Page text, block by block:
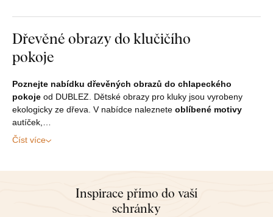
Dřevěné obrazy do klučičího
pokoje
Poznejte nabídku dřevěných obrazů do chlapeckého
pokoje od DUBLEZ. Dětské obrazy pro kluky jsou vyrobeny
ekologicky ze dřeva. V nabídce naleznete oblíbené motivy
autíček,…
Číst více
Inspirace přímo do vaší
schránky